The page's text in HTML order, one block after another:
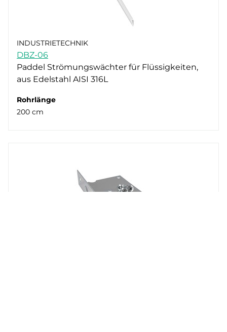
INDUSTRIETECHNIK
DBZ-06
Paddel Strömungswächter für Flüssigkeiten,
aus Edelstahl AISI 316L
Rohrlänge
200 cm